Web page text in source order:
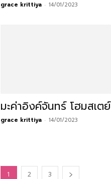
grace krittiya - 14/01/2023
มะค่าอิงค์จันทร์ โฮมสเตย์
grace krittiya - 14/01/2023
1 2 3